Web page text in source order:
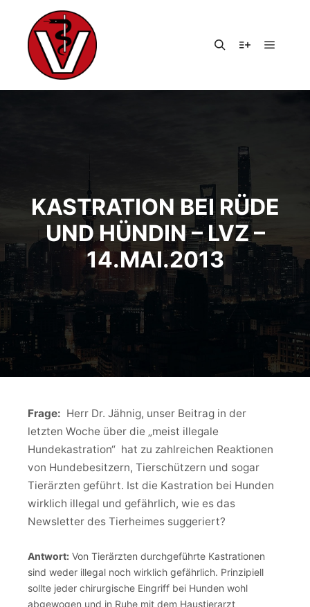
KASTRATION BEI RÜDE
UND HÜNDIN – LVZ –
14.MAI.2013
Frage: Herr Dr. Jähnig, unser Beitrag in der
letzten Woche über die „meist illegale
Hundekastration“ hat zu zahlreichen Reaktionen
von Hundebesitzern, Tierschützern und sogar
Tierärzten geführt. Ist die Kastration bei Hunden
wirklich illegal und gefährlich, wie es das
Newsletter des Tierheimes suggeriert?
Antwort: Von Tierärzten durchgeführte Kastrationen
sind weder illegal noch wirklich gefährlich. Prinzipiell
sollte jeder chirurgische Eingriff bei Hunden wohl
abgewogen und in Ruhe mit dem Haustierarzt